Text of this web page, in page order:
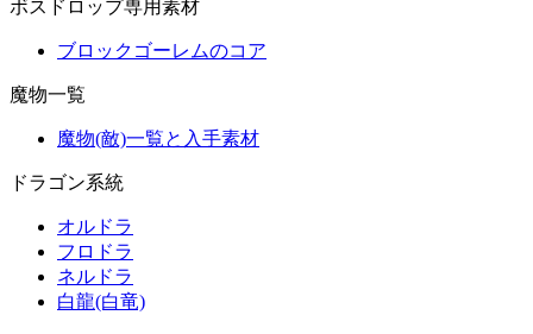
ボスドロップ専用素材
ブロックゴーレムのコア
魔物一覧
魔物(敵)一覧と入手素材
ドラゴン系統
オルドラ
フロドラ
ネルドラ
白龍(白竜)